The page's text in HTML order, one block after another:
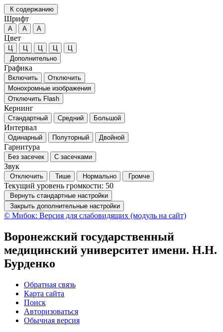
К содержанию
Шрифт
А А А
Цвет
Ц Ц Ц Ц
Ц
Дополнительно
Графика
Включить
Отключить
Монохромные изображения
Отключить Flash
Кернинг
Стандартный Средний Большой
Интервал
Одинарный Полуторный Двойной
Гарнитура
Без засечек С засечками
Звук
Отключить Тише Нормально Громче
Текущий уровень громкости: 50
Вернуть стандартные настройки
Закрыть дополнительные настройки
© Мибок: Версия для слабовидящих (модуль на сайт)
Воронежский государственный
медицинский университет имени. Н.Н.
Бурденко
Обратная связь
Карта сайта
Поиск
Авторизоваться
Обычная версия